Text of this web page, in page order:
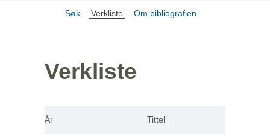
Søk Verkliste Om bibliografien
Verkliste
År Tittel